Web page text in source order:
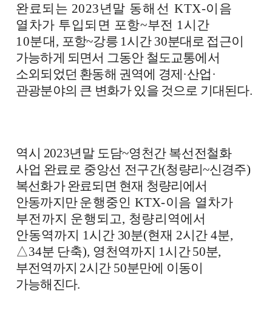
완료되는 2023년말 동해선 KTX-이음
열차가 투입되면 포항~부전 1시간
10분대, 포항~강릉 1시간 30분대로 접근이
가능하게 되면서 그동안 철도교통에서
소외되었던 환동해 권역에 경제·산업 ·
관광분야의 큰 변화가 있을 것으로 기대된다.
역시 2023년말 도담~영천간 복선전철화
사업 완료로 중앙선 전구간(청량리~신경주)
복선화가 완료되면 현재 청량리에서
안동까지만운행중인 KTX-이음 열차가
부전까지 운행되고, 청량리역에서
안동역까지 1시간 30분(현재 2시간4분,
△34분 단축), 영천역까지 1시간50분,
부전역까지 2시간 50분만에 이동이
가능해진다.